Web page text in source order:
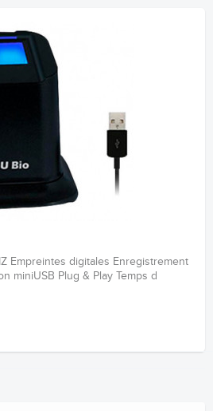
Empreintes digitales Enregistrement
miniUSB Plug & Play Temps d